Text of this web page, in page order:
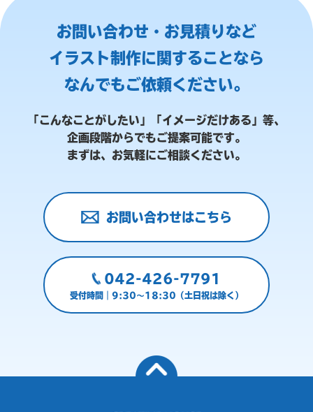
お問い合わせ・お見積りなど
イラスト制作に関することなら
なんでもご依頼ください。
「こんなことがしたい」「イメージだけある」等、
企画段階からでもご提案可能です。
まずは、お気軽にご相談ください。
お問い合わせはこちら
042-426-7791
受付時間｜9:30～18:30（土日祝は除く）